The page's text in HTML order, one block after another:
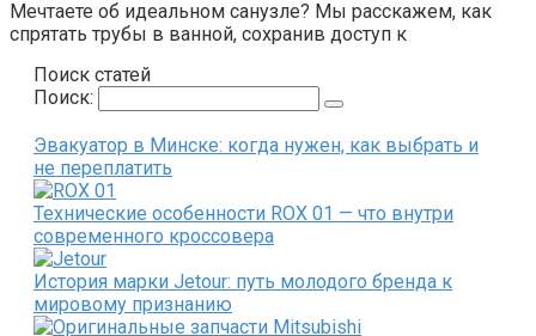
Мечтаете об идеальном санузле? Мы расскажем, как
спрятать трубы в ванной, сохранив доступ к
Поиск статей
Поиск:
Эвакуатор в Минске: когда нужен, как выбрать и
не переплатить
Технические особенности ROX 01 — что внутри
современного кроссовера
История марки Jetour: путь молодого бренда к
мировому признанию